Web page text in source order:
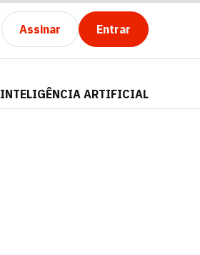
Assinar Entrar
INTELIGÊNCIA ARTIFICIAL